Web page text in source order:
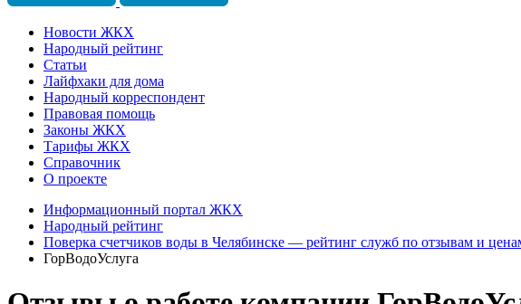
Новости ЖКХ
Народный рейтинг
Статьи
Лайфхаки для дома
Народный корреспондент
Правовая помощь
Законы ЖКХ
Тарифы ЖКХ
Справочник
О проекте
Информационный портал ЖКХ
Народный рейтинг
Поверка счетчиков воды в Челябинске — рейтинг служб по отзывам и
ГорВодоУслуга